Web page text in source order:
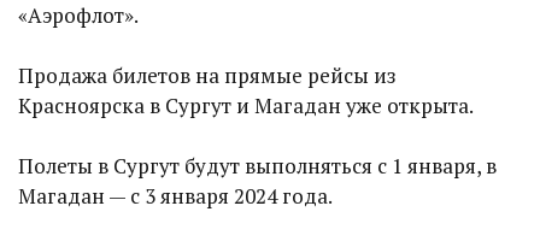
«Аэрофлот».
Продажа билетов на прямые рейсы из
Красноярска в Сургут и Магадан уже открыта.
Полеты в Сургут будут выполняться с 1 января, в
Магадан — с 3 января 2024 года.